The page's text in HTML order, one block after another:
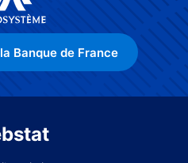
Banque de France